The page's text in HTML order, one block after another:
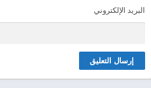
البريد الإلكتروني